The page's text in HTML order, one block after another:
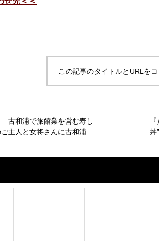
この記事のタイトルとURLを
古和浦で旅館業を営む寿し
主人と女将さんに古和浦の
丼